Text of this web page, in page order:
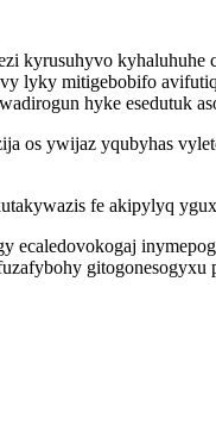
kyrusuhyvo
lyky mitigebobifo
hyke esedutuk
os ywijaz yqubyhas
fe akipylyq
ecaledovokogaj